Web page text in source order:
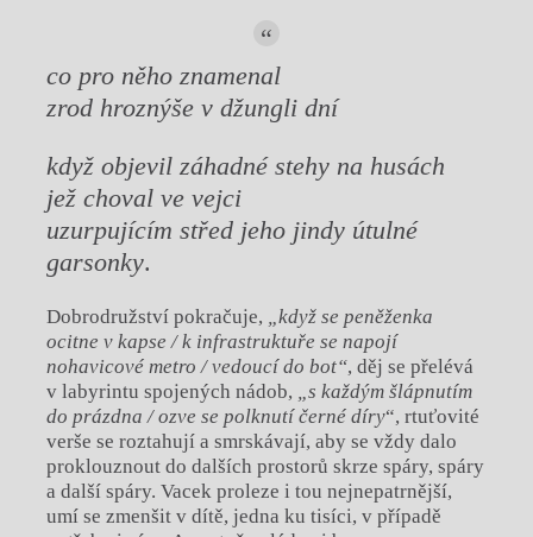
co pro něho znamenal
zrod hroznýše v džungli dní
když objevil záhadné stehy na husách
jež choval ve vejci
uzurpujícím střed jeho jindy útulné
garsonky.
Dobrodružství pokračuje, „když se peněženka
ocitne v kapse / k infrastruktuře se napojí
nohavicové metro / vedoucí do bot“, děj se přelévá
v labyrintu spojených nádob, „s každým šlápnutím
do prázdna / ozve se polknutí černé díry“, rtuťovité
verše se roztahují a smrskávají, aby se vždy dalo
proklouznout do dalších prostorů skrze spáry, spáry
a další spáry. Vacek proleze i tou nejnepatrnější,
umí se zmenšit v dítě, jedna ku tisíci, v případě